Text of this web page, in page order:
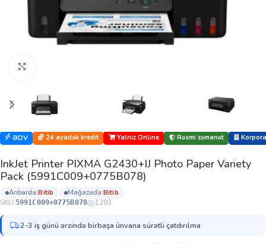
ƏDV 24 ayadək kredit Yalnız Online Rəsmi zəmanət
InkJet Printer PIXMA G2430+IJ Photo Paper Variety
Pack (5991C009+0775B078)
anbarda: bi̇ti̇b mağazada: bi̇ti̇b
SKU:5991C009+0775B078 1293
2-3 iş günü ərzində birbaşa ünvana sürətli çatdırılma